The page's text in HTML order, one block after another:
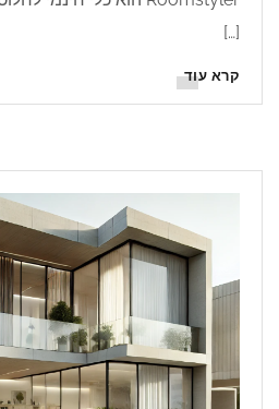
[…]
קרא עוד